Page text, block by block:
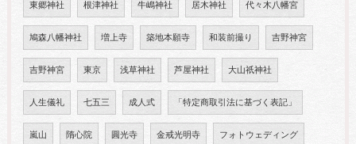
東郷神社 根津神社 牛嶋神社 居木神社 代々木八幡宮
鳩森八幡神社 増上寺 築地本願寺 和装前撮り 吉野神宮
吉野神宮 東京 浅草神社 芦屋神社 大山祇神社
人生儀礼 七五三 成人式 「特定商取引法に基づく表記」
嵐山 隋心院 圓光寺 金戒光明寺 フォトウェディング